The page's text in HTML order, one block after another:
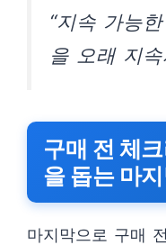
“지속 가능
을 오래 지
구매 전 체
을 돕는 마
마지막으로 구매